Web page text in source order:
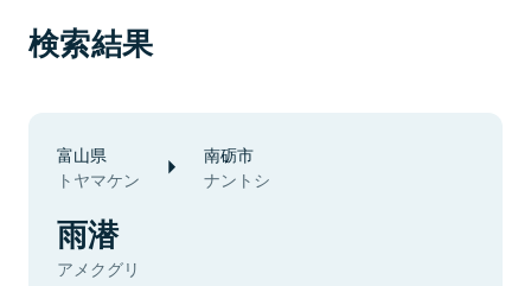
検索結果
富山県
トヤマケン
南砺市
ナントシ
雨潜
アメクグリ